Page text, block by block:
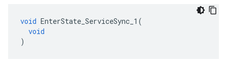
void EnterState_ServiceSync_1 (
void
)